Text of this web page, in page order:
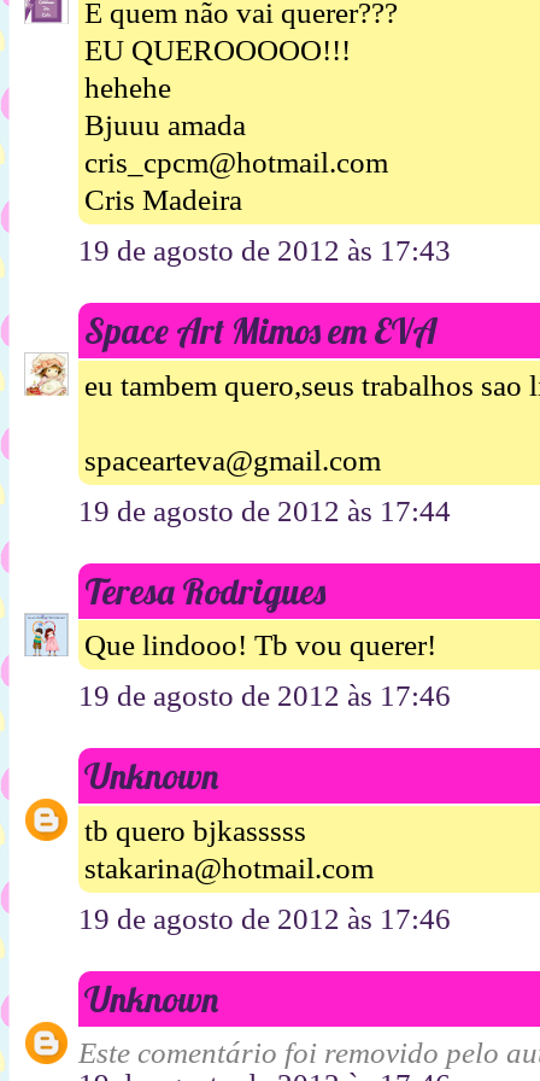
E quem não vai querer???
EU QUEROOOOO!!!
hehehe
Bjuuu amada
cris_cpcm@hotmail.com
Cris Madeira
19 de agosto de 2012 às 17:43
Space Art Mimos em EVA
eu tambem quero,seus trabalhos sao
spacearteva@gmail.com
19 de agosto de 2012 às 17:44
Teresa Rodrigues
Que lindooo! Tb vou querer!
19 de agosto de 2012 às 17:46
Unknown
tb quero bjkasssss
stakarina@hotmail.com
19 de agosto de 2012 às 17:46
Unknown
Este comentário foi removido pelo